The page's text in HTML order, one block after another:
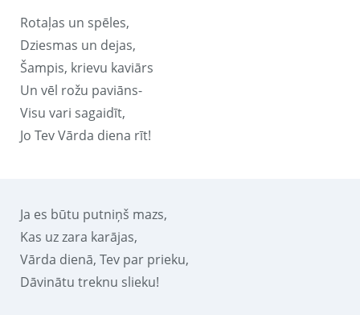
Rotaļas un spēles,
Dziesmas un dejas,
Šampis, krievu kaviārs
Un vēl rožu paviāns-
Visu vari sagaidīt,
Jo Tev Vārda diena rīt!
Ja es būtu putniņš mazs,
Kas uz zara karājas,
Vārda dienā, Tev par prieku,
Dāvinātu treknu slieku!